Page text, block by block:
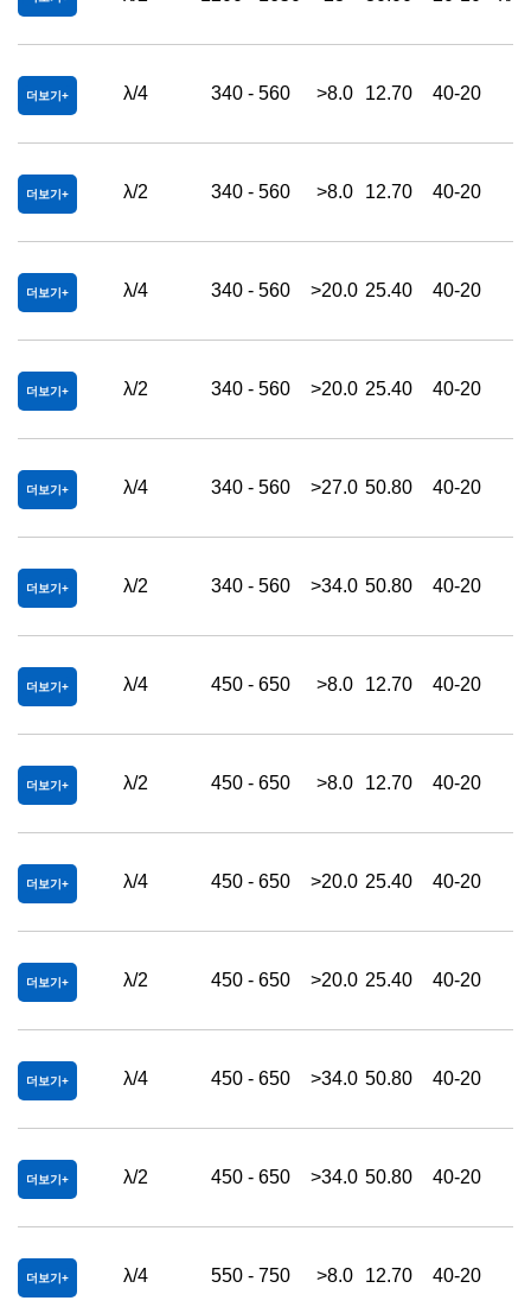
더보기 λ/4 340 - 560 >8.0 12.70 40-20
더보기 λ/2 340 - 560 >8.0 12.70 40-20
더보기 λ/4 340 - 560 >20.0 25.40 40-20
더보기 λ/2 340 - 560 >20.0 25.40 40-20
더보기 λ/4 340 - 560 >27.0 50.80 40-20
더보기 λ/2 340 - 560 >34.0 50.80 40-20
더보기 λ/4 450 - 650 >8.0 12.70 40-20
더보기 λ/2 450 - 650 >8.0 12.70 40-20
더보기 λ/4 450 - 650 >20.0 25.40 40-20
더보기 λ/2 450 - 650 >20.0 25.40 40-20
더보기 λ/4 450 - 650 >34.0 50.80 40-20
더보기 λ/2 450 - 650 >34.0 50.80 40-20
더보기 λ/4 550 - 750 >8.0 12.70 40-20